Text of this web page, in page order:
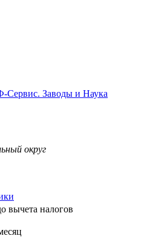
Сервис. Заводы и Наука
округ
вычета налогов